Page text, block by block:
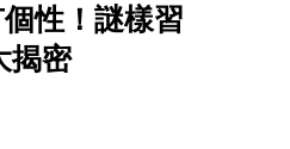
性！謎樣習
揭密